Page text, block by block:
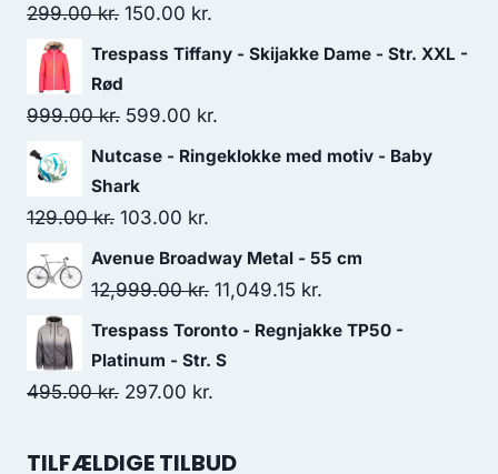
299.00kr. Original
price
299.00 kr..
150.00 kr.
price
150.00 kr..
Trespass Tiffany - Skijakke Dame - Str. XXL -
Rød
999.00kr. Original
price
was:
999.00 kr..
599.00 kr.
price
Nutcase - Ringeklokke med motiv - Baby
Shark
129.00kr. Original
price
was:
103.00 kr.
price
is:
Avenue Broadway Metal - 55 cm
12,999.00kr. Original
price
was:
11,049.15 kr.
price
Trespass Toronto - Regnjakke TP50 -
Platinum - Str. S
495.00kr. Original
was:
297.00 kr.
is:
TILFÆLDIGE TILBUD